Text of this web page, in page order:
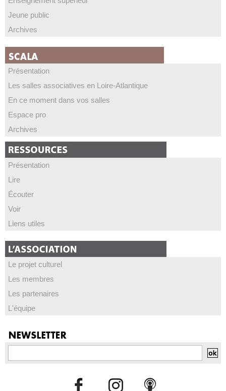
Jeune public
Archives
Présentation
Les salles associatives en Loire-Atlantique
En ce moment dans vos salles
Espace pro
Archives
Présentation
Lire
Écouter
Voir
Liens utiles
Le projet culturel
Les membres
Les partenaires
L'équipe